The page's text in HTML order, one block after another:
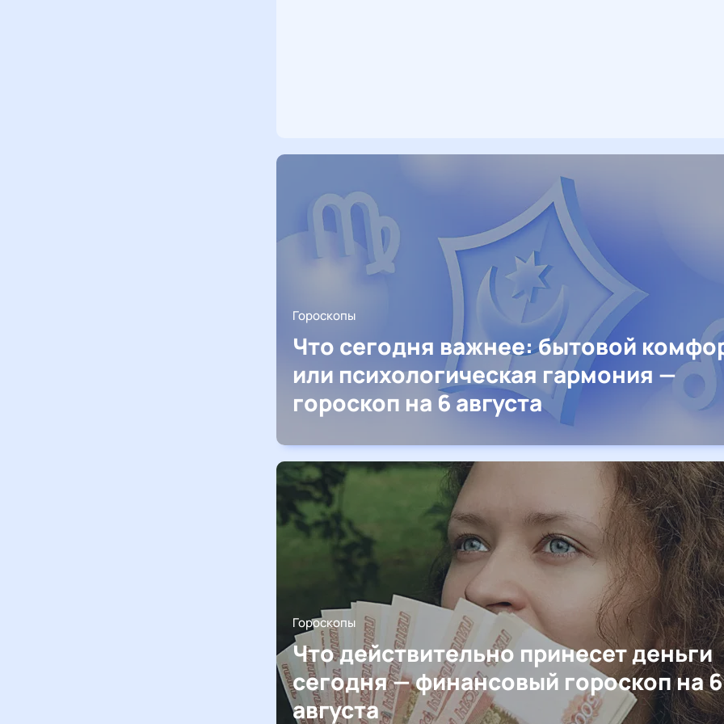
Гороскопы
Что сегодня важнее: бытовой
или психологическая гармония —
гороскоп на 6 августа
Гороскопы
Что действительно принесет деньги
сегодня — финансовый гороскоп на 6
августа